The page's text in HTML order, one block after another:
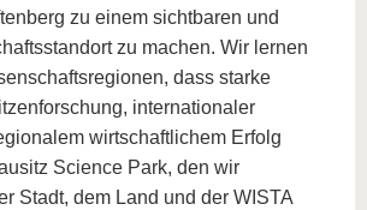
zu einem sichtbaren und
zu machen. Wir lernen
dass starke
internationaler
wirtschaftlichem Erfolg
Science Park, den wir
Stadt, dem Land und der WISTA